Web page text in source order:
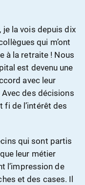
la vois depuis dix
qui m’ont
à la retraite ! Nous
est devenu une
avec leur
des décisions
de l’intérêt des
qui sont partis
leur métier
l’impression de
et des cases. Il